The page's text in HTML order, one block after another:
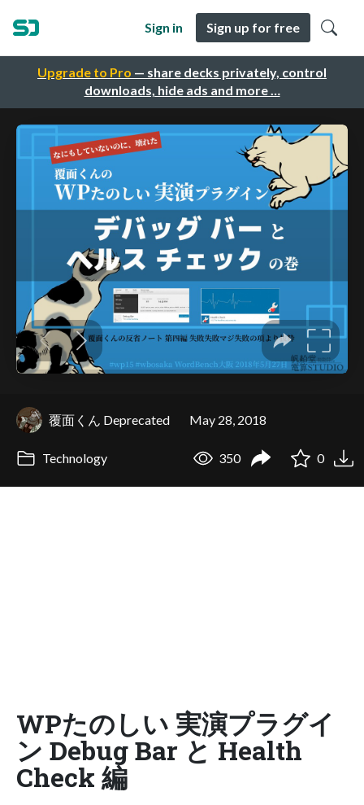
Upgrade to Pro — share decks privately, control
downloads, hide ads and more …
Sign in Sign up for free
覆面くん Deprecated May 28, 2018
Technology 350 0
WPたのしい 実演プラグイ
ン Debug Bar と Health
Check 編